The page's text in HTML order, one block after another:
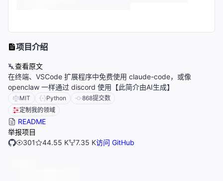
项目介绍
查看原文
在终端、VSCode 扩展程序中免费使用 claude-code，或像
openclaw 一样通过 discord 使用【此简介由AI生成】
MIT Python 868提交数
定制我的领域
README
举报项目
301
44.55 K 7.35 K访问 GitHub